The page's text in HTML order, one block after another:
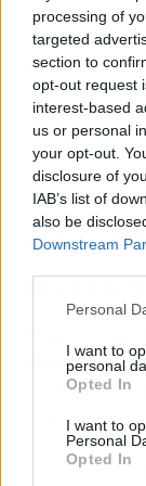
processing of
targeted
section to
opt-out request
interest-based
us or personal
your opt-out.
disclosure of
IAB’s list of
also be
Downstream
Personal
I want to
personal
Opted In
I want to
Personal
Opted In
Dead
principales
(ESO)
"Estoy muy
tan bien
altamente
lejano",
Pablo
de
autor del
Como